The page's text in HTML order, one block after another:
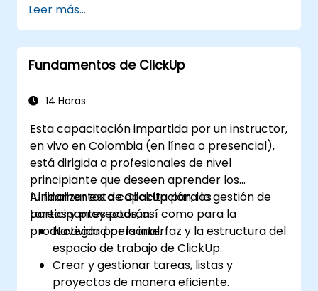
integración continua, la entrega continua
y la automatización.
Aplicar principios y prácticas de Scrum
en escenarios reales de desarrollo de
Prepararse para la certificación
Leer más...
Fundamentos de ClickUp
14 Horas
Esta capacitación impartida por un instructor,
en vivo en Colombia (en línea o presencial),
está dirigida a profesionales de nivel
principiante que deseen aprender los
fundamentos de ClickUp para la gestión de
tareas y proyectos, así como para la
productividad personal.
Al finalizar esta capacitación, los
participantes podrán:
Navegar por la interfaz y la estructura del
espacio de trabajo de ClickUp.
Crear y gestionar tareas, listas y
proyectos de manera eficiente.